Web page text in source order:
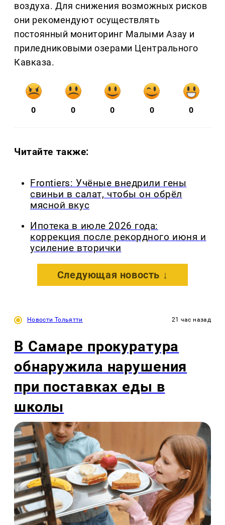
воздуха. Для снижения возможных рисков
они рекомендуют осуществлять
постоянный мониторинг Малыми Азау и
приледниковыми озерами Центрального
Кавказа.
0 0 0 0 0
Читайте также:
Frontiers: Учёные внедрили гены
свиньи в салат, чтобы он обрёл
мясной вкус
Ипотека в июле 2026 года:
коррекция после рекордного июня и
усиление вторички
Следующая новость ↓
Новости Тольятти 21 час назад
В Самаре прокуратура
обнаружила нарушения
при поставках еды в
школы